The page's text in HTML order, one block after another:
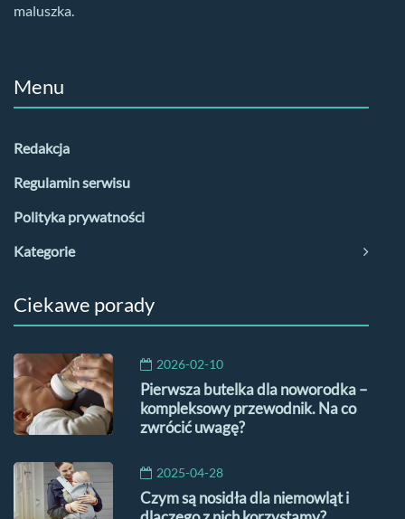
maluszka.
Menu
Redakcja
Regulamin serwisu
Polityka prywatności
Kategorie
Ciekawe porady
2026-02-10
Pierwsza butelka dla noworodka –
kompleksowy przewodnik. Na co
zwrócić uwagę?
2025-04-28
Czym są nosidła dla niemowląt i